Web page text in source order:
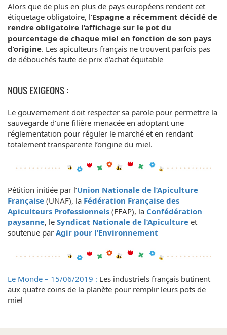
Alors que de plus en plus de pays européens rendent cet
étiquetage obligatoire, l’Espagne a récemment décidé de
rendre obligatoire l’affichage sur le pot du
pourcentage de chaque miel en fonction de son pays
d’origine. Les apiculteurs français ne trouvent parfois pas
de débouchés faute de prix d’achat équitable
NOUS EXIGEONS :
Le gouvernement doit respecter sa parole pour permettre la
sauvegarde d’une filière menacée en adoptant une
réglementation pour réguler le marché et en rendant
totalement transparente l’origine du miel.
Pétition initiée par l’Union Nationale de l’Apiculture
Française (UNAF), la Fédération Française des
Apiculteurs Professionnels (FFAP), la Confédération
paysanne, le Syndicat Nationale de l’Apiculture et
soutenue par Agir pour l’Environnement
Le Monde – 15/06/2019 : Les industriels français butinent
aux quatre coins de la planète pour remplir leurs pots de
miel